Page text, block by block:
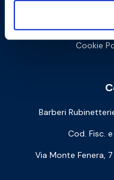
Cookie
Barberi
Cod. Fisc.
Via Monte Fenera,